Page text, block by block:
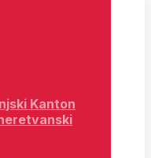
Kanton